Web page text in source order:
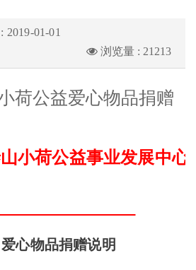
2019-01-01
浏览量 : 21213
荷公益爱心物品捐赠
小荷公益事业发展中心
爱心物品捐赠说明